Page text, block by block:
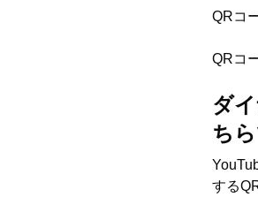
QRコ
QRコ
ダ
ち
する